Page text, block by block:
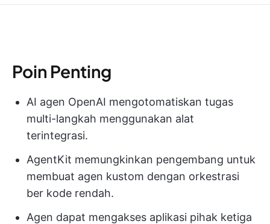
Poin Penting
AI agen OpenAI mengotomatiskan tugas
multi-langkah menggunakan alat
terintegrasi.
AgentKit memungkinkan pengembang untuk
membuat agen kustom dengan orkestrasi
ber kode rendah.
Agen dapat mengakses aplikasi pihak ketiga